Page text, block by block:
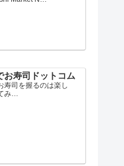
お寿司ドットコム
寿司を握るのは楽し
み…